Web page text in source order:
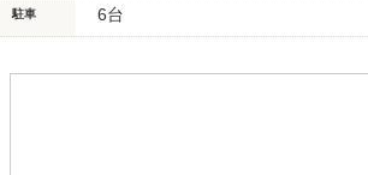
駐車 6台